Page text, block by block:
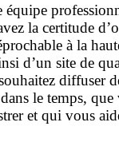
équipe
la certitude
à la
d’un site de
diffuser
le temps,
et qui vous